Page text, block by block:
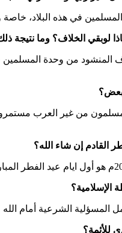
في هذه البلاد، خاصة
المنشود من وحدة
من غير العرب
الشرعية أمام الله